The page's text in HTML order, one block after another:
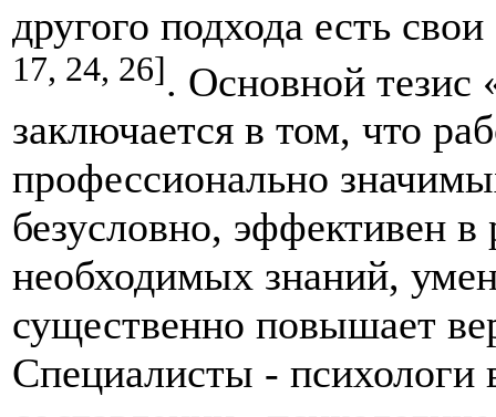
другого подхода есть
17, 24, 26]. Основной тезис
заключается в том, что
профессионально
безусловно, эффективен
необходимых знаний,
существенно повышает
Специалисты - психологи